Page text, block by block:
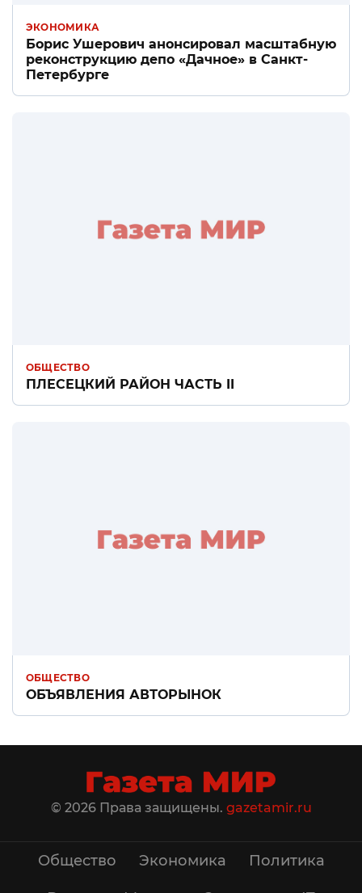
ЭКОНОМИКА
Борис Ушерович анонсировал масштабную
реконструкцию депо «Дачное» в Санкт-
Петербурге
ОБЩЕСТВО
ПЛЕСЕЦКИЙ РАЙОН ЧАСТЬ II
ОБЩЕСТВО
ОБЪЯВЛЕНИЯ АВТОРЫНОК
© 2026 Права защищены. gazetamir.ru
Общество Экономика Политика